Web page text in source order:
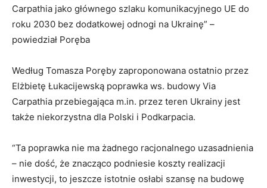
Carpathia jako głównego szlaku komunikacyjnego UE do
roku 2030 bez dodatkowej odnogi na Ukrainę” –
powiedział Poręba
Według Tomasza Poręby zaproponowana ostatnio przez
Elżbietę Łukacijewską poprawka ws. budowy Via
Carpathia przebiegająca m.in. przez teren Ukrainy jest
także niekorzystna dla Polski i Podkarpacia.
“Ta poprawka nie ma żadnego racjonalnego uzasadnienia
– nie dość, że znacząco podniesie koszty realizacji
inwestycji, to jeszcze istotnie osłabi szansę na budowę